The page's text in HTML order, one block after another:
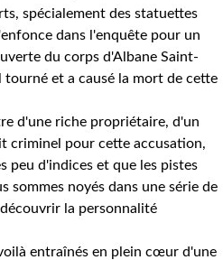
spécialement des statuettes
dans l'enquête pour un
du corps d'Albane Saint-
tourné et a causé la mort de cette
d'une riche propriétaire, d'un
criminel pour cette accusation,
peu d'indices et que les pistes
sommes noyés dans une série de
la personnalité
entraînés en plein cœur d'une